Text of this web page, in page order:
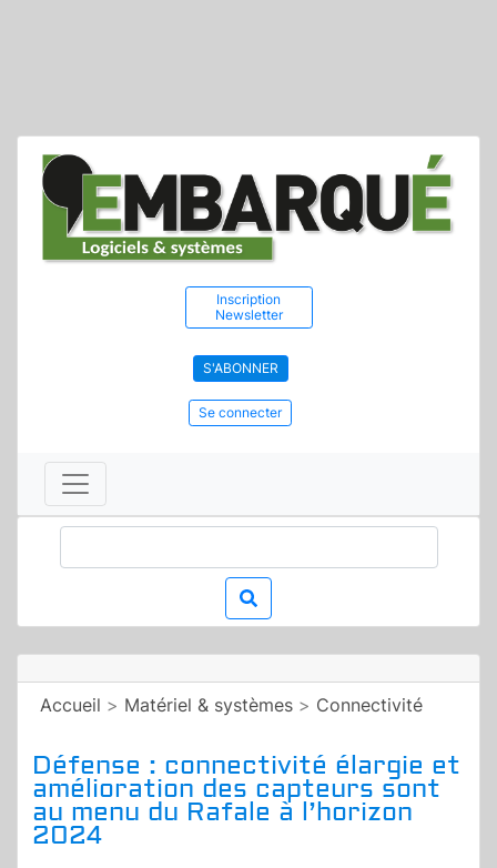
Inscription
Newsletter
S'ABONNER
Se connecter
Accueil > Matériel & systèmes > Connectivité
Défense : connectivité élargie et
amélioration des capteurs sont
au menu du Rafale à l’horizon
2024